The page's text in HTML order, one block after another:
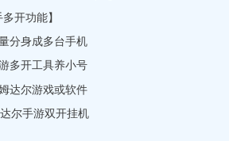
开功能】
分身成多台手机
多开工具养小号
达尔游戏或软件
尔手游双开挂机